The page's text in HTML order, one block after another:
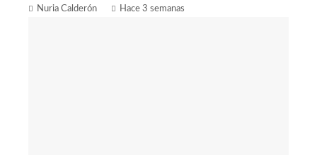
Nuria Calderón Hace 3 semanas